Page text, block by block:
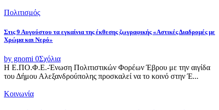
Πολιτισμός
Στις 9 Αυγούστου τα εγκαίνια της έκθεσης ζωγραφικής «Αστικές Διαδρομές με
Χρώμα και Νερό»
by gnomi 0Σχόλια
Η Ε.ΠΟ.Φ.Ε.-Ένωση Πολιτιστικών Φορέων Έβρου με την αιγίδα
του Δήμου Αλεξανδρούπολης προσκαλεί να το κοινό στην Έ...
Κοινωνία